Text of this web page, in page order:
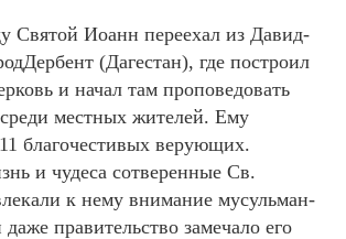
Святой Иоанн переехал из Давид-
(Дагестан), где построил
и начал там проповедовать
местных жителей. Ему
благочестивых верующих.
и чудеса сотверенные Св.
к нему внимание мусульман-
даже правительство замечало его